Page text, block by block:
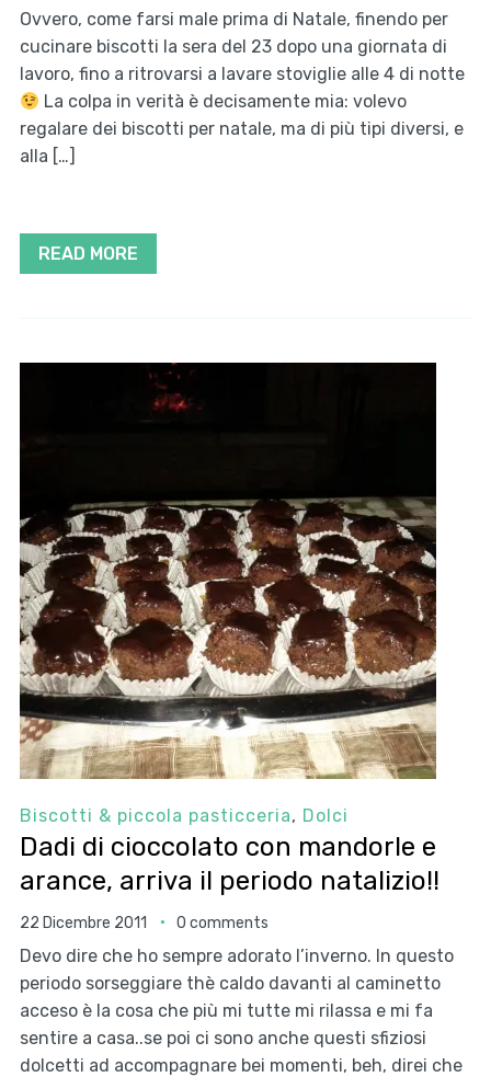
Ovvero, come farsi male prima di Natale, finendo per
cucinare biscotti la sera del 23 dopo una giornata di
lavoro, fino a ritrovarsi a lavare stoviglie alle 4 di notte
La colpa in verità è decisamente mia: volevo
regalare dei biscotti per natale, ma di più tipi diversi, e
alla […]
READ MORE
Biscotti & piccola pasticceria, Dolci
Dadi di cioccolato con mandorle e
arance, arriva il periodo natalizio!!
22 Dicembre 2011 0 comments
Devo dire che ho sempre adorato l’inverno. In questo
periodo sorseggiare thè caldo davanti al caminetto
acceso è la cosa che più mi tutte mi rilassa e mi fa
sentire a casa..se poi ci sono anche questi sfiziosi
dolcetti ad accompagnare bei momenti, beh, direi che